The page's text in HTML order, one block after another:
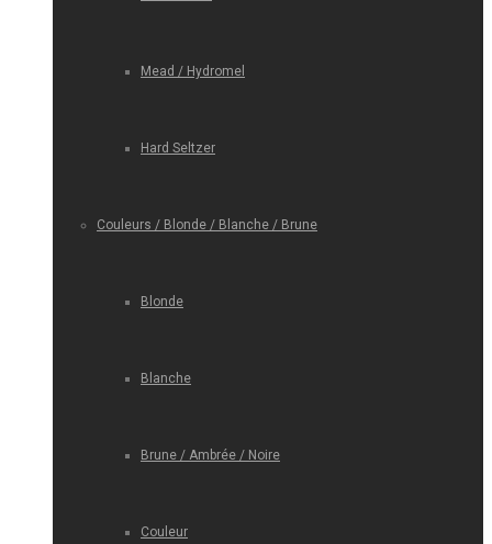
Mead / Hydromel
Hard Seltzer
Couleurs / Blonde / Blanche / Brune
Blonde
Blanche
Brune / Ambrée / Noire
Couleur